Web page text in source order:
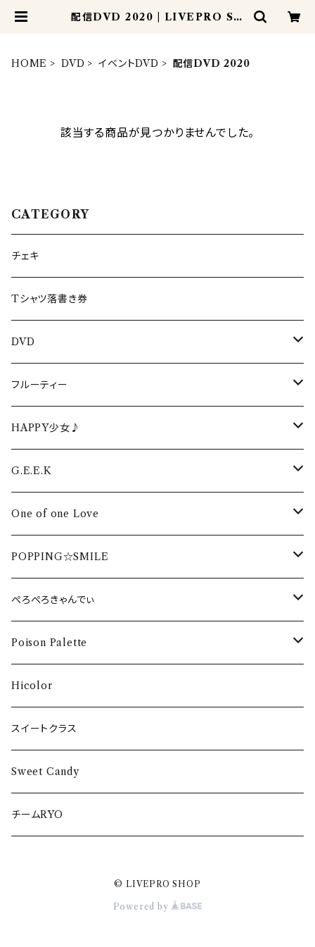
配信DVD 2020 | LIVEPRO SH
HOME DVD イベントDVD 配信DVD 2020
該当する商品が見つかりませんでした。
CATEGORY
チェキ
Tシャツ落書き券
DVD
生誕DVD
生誕DVD2022
生誕DVD2021
周年・ワンマンDVD
周年・ワンマンDVD2022
周年・ワンマンDVD2021
イベントDVD
LIVEPRO FESTIVAL DVD
配信DVD 2020
卒業DVD
卒業DVD2022
卒業DVD2021
フルーティー
フルーティーCD
フルーティーTシャツ
フルーティータオル
DVD
HAPPY少女♪
HAPPY少女♪CD
HAPPY少女♪ タオル
HAPPY少女♪ Tシャツ
DVD
G.E.E.K
G.E.E.K CD
G.E.E.K Tシャツ
G.E.E.K タオル
DVD
One of one Love
One of one Love CD
One of one Love Tシャツ
One of one Love タオル
DVD
POPPING☆SMILE
POPPING☆SMILE Tシャツ
POPPING☆SMILE タオル
DVD
ぺろぺろきゃんでぃ
ぺろぺろきゃんでぃ Tシャツ
DVD
CD
Poison Palette
DVD
Hicolor
スイートクラス
Sweet Candy
チームRYO
© LIVEPRO SHOP
Powered by